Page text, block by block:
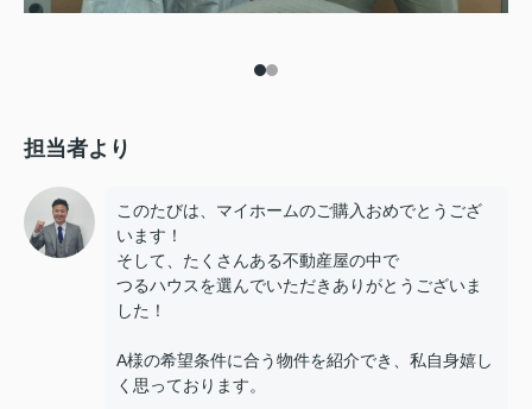
担当者より
このたびは、マイホームのご購入おめでとうござ
います！
そして、たくさんある不動産屋の中で
つるハウスを選んでいただきありがとうございま
した！
A様の希望条件に合う物件を紹介でき、私自身嬉し
く思っております。